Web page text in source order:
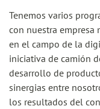
Tenemos varios
con nuestra empresa
en el campo de la
iniciativa de camión
desarrollo de
sinergias entre
los resultados del